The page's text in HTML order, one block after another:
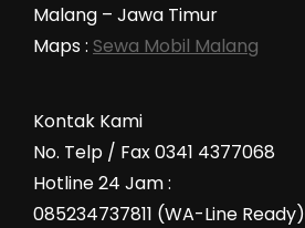
Malang – Jawa Timur
Maps : Sewa Mobil Malang
Kontak Kami
No. Telp / Fax 0341 4377068
Hotline 24 Jam :
085234737811 (WA-Line Ready)